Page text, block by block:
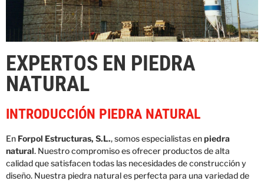
EXPERTOS EN PIEDRA
NATURAL
INTRODUCCIÓN PIEDRA NATURAL
En Forpol Estructuras, S.L., somos especialistas enpiedra
natural. Nuestro compromiso es ofrecer productos de alta
calidad que satisfacen todas las necesidades de construcción y
diseño. Nuestra piedra natural es perfecta para una variedad de